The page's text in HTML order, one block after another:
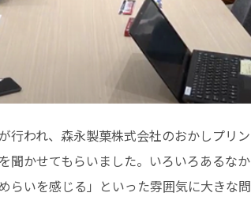
行われ、森永製菓株式会社のおかしプリ
かせてもらいました。いろいろあるな
らいを感じる」といった雰囲気に大きな